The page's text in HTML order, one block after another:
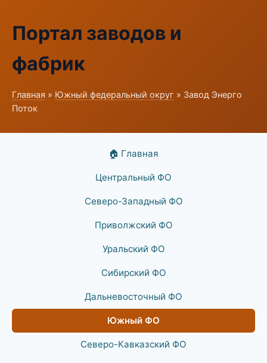
Портал заводов и
фабрик
Главная » Южный федеральный округ » Завод Энерго
Поток
🏠 Главная
Центральный ФО
Северо-Западный ФО
Приволжский ФО
Уральский ФО
Сибирский ФО
Дальневосточный ФО
Южный ФО
Северо-Кавказский ФО